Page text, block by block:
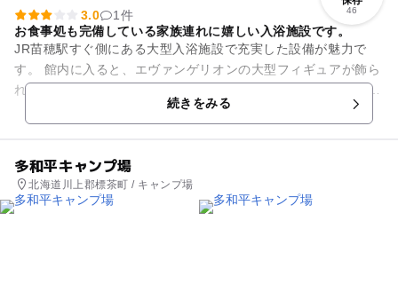
46
3.0
1件
お食事処も完備している家族連れに嬉しい入浴施設です。
JR苗穂駅すぐ側にある大型入浴施設で充実した設備が魅力で
す。 館内に入ると、エヴァンゲリオンの大型フィギュアが飾ら
れております。 夜空を眺めながら入浴が楽しめる露天風呂や幻
続きをみる
多和平キャンプ場
北海道川上郡標茶町 / キャンプ場